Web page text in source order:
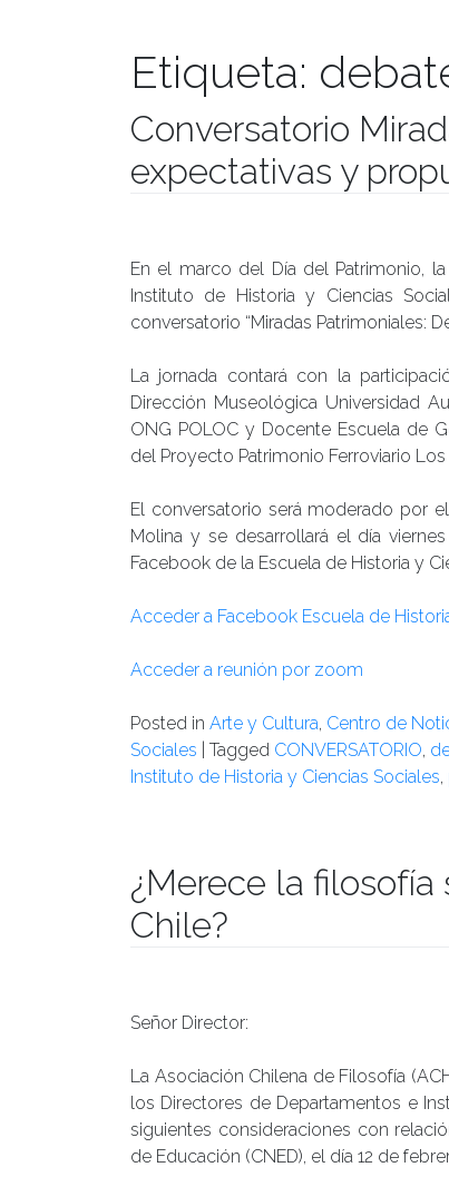
Etiqueta:
Conversatorio
expectativas y
En el marco del Día del Patrimonio,
Instituto de Historia y Ciencias
conversatorio “Miradas Patrimoniales:
La jornada contará con la
Dirección Museológica Universidad
ONG POLOC y Docente Escuela de
del Proyecto Patrimonio Ferroviario
El conversatorio será moderado por
Molina y se desarrollará el día
Facebook de la Escuela de Historia y
Acceder a Facebook Escuela de
Acceder a reunión por zoom
Posted in Arte y Cultura, Centro de
Sociales
Tagged CONVERSATORIO,
Instituto de Historia y Ciencias Sociales,
¿Merece la
Chile?
Señor Director:
La Asociación Chilena de Filosofía
los Directores de Departamentos e
siguientes consideraciones con
de Educación (CNED), el día 12 de